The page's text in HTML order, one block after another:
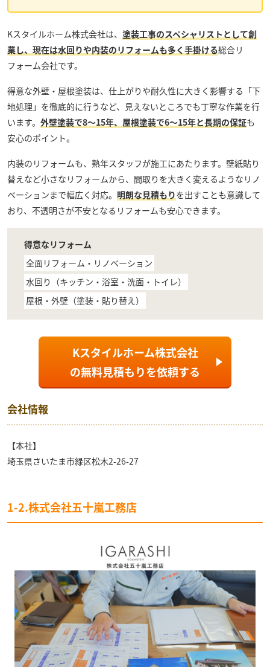
Kスタイルホーム株式会社は、 塗装工事のスペシャリストとして創
業し、現在は水回りや内装のリフォームも多く手掛ける総合リ
フォーム会社です。
得意な外壁・屋根塗装は、仕上がりや耐久性に大きく影響する「下
地処理」を徹底的に行うなど、見えないところでも丁寧な作業を行
います。 外壁塗装で8～15年、屋根塗装で6～15年と長期の保証も
安心のポイント。
内装のリフォームも、熟年スタッフが施工にあたります。壁紙貼り
替えなど小さなリフォームから、間取りを大きく変えるようなリノ
ベーションまで幅広く対応。 明朗な見積もりを出すことも意識して
おり、不透明さが不安となるリフォームも安心できます。
得意なリフォーム
全面リフォーム・リノベーション
水回り（キッチン・浴室・洗面・トイレ）
屋根・外壁（塗装・貼り替え）
Kスタイルホーム株式会社
の無料見積もりを依頼する
会社情報
【本社】
埼玉県さいたま市緑区松木2-26-27
1-2.株式会社五十嵐工務店